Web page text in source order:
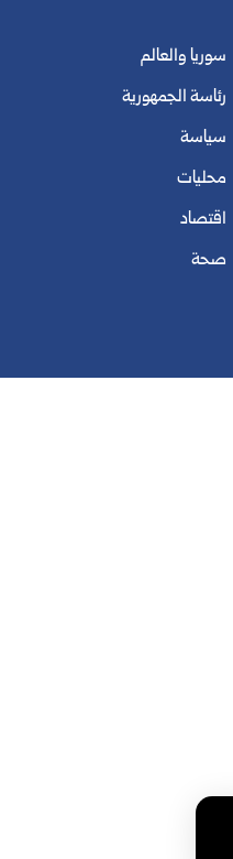
سوريا والعالم
رئاسة الجمهورية
سياسة
محليات
اقتصاد
صحة